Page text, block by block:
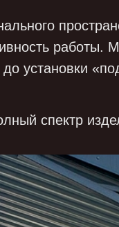
работы.
установки
спектр